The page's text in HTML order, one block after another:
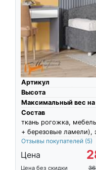
Артикул
Высота
Максимальный вес на
Состав
ткань рогожка,
+ березовые ламели),
Отзывы покупателей (5)
Цена
Цена без скидки